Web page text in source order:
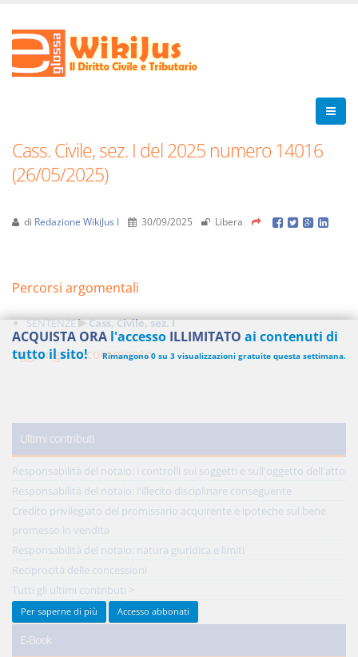
Cass. Civile, sez. I del 2025 numero 14016
(26/05/2025)
di Redazione WikiJus I 30/09/2025 Libera
Percorsi argomentali
SENTENZE Cass. Civile, sez. I
Aggiungi un commento
Ultimi contributi
Responsabilità del notaio: i controlli sui soggetti e sull'oggetto dell'atto
Responsabilità del notaio: l'illecito disciplinare conseguente
Credito privilegiato del promissario acquirente e ipoteche sul bene
promesso in vendita
Responsabilità del notaio: natura giuridica e limiti
Reciprocità delle concessioni
Tutti gli ultimi contributi >
E-Book
ACQUISTA ORA l'accesso ILLIMITATO ai contenuti di
tutto il sito!
Rimangono 0 su 3 visualizzazioni gratuite questa settimana.
450,00 €ANNUALI
Acquista ora
Acquista ora
Per saperne di più Accesso abbonati